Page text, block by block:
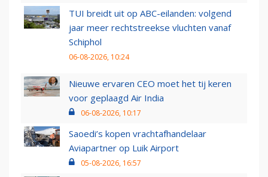
TUI breidt uit op ABC-eilanden: volgend
jaar meer rechtstreekse vluchten vanaf
Schiphol
06-08-2026, 10:24
Nieuwe ervaren CEO moet het tij keren
voor geplaagd Air India
06-08-2026, 10:17
Saoedi’s kopen vrachtafhandelaar
Aviapartner op Luik Airport
05-08-2026, 16:57